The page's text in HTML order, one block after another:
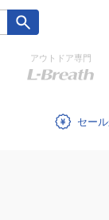
アウトドア専門
セール